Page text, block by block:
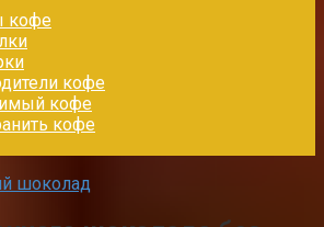
кофе
кофе
кофе
кофе
шоколад